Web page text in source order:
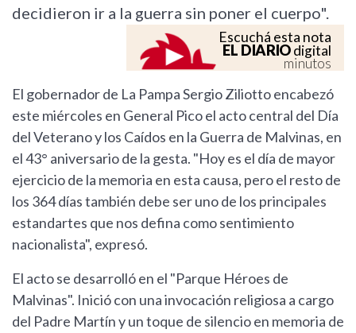
decidieron ir a la guerra sin poner el cuerpo".
Escuchá esta nota
EL DIARIOdigital
minutos
El gobernador de La Pampa Sergio Ziliotto encabezó
este miércoles en General Pico el acto central del Día
del Veterano y los Caídos en la Guerra de Malvinas, en
el 43° aniversario de la gesta. "Hoy es el día de mayor
ejercicio de la memoria en esta causa, pero el resto de
los 364 días también debe ser uno de los principales
estandartes que nos defina como sentimiento
nacionalista", expresó.
El acto se desarrolló en el "Parque Héroes de
Malvinas". Inició con una invocación religiosa a cargo
del Padre Martín y un toque de silencio en memoria de